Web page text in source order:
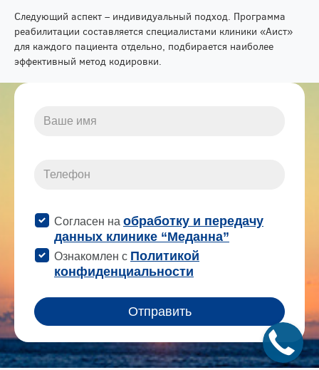
Следующий аспект – индивидуальный подход. Программа
реабилитации составляется специалистами клиники «Аист»
для каждого пациента отдельно, подбирается наиболее
эффективный метод кодировки.